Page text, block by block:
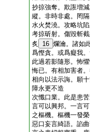
抄掠強奪。欺誑増
縱。非時非處。罔
水火焚澆。攻略坑
考掠斫射。傷毀斬
炙
16 爛瀹。諸如
爲慳貪。或爲癡我
此過若影隨形。怖
悔已。有相加害者
相向以法示誨。願
障永更不造
次懺口業。此是患
言可以興邦。一言
之樞機。樞機一發
惡口妄言綺語。諂